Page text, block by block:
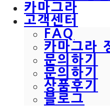
카마그라
고객센터
FAQ
카마그라
문의하기
문의하기
상품후기
블로그